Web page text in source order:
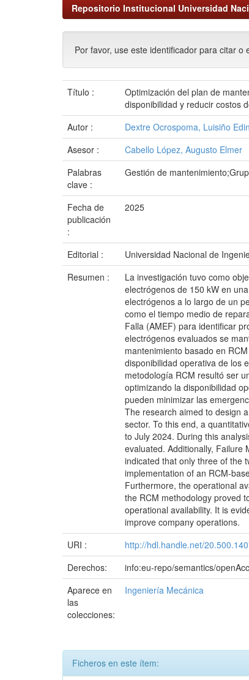
Repositorio Institucional Universidad
Por favor, use este identificador para citar o
Título :
Optimización del plan de
disponibilidad y reducir costos
Autor :
Dextre Ocrospoma, Luisiño
Asesor :
Cabello López, Augusto Elmer
Palabras
clave :
Gestión de
Fecha de
publicación
:
2025
Editorial :
Universidad Nacional de
Resumen :
La investigación tuvo como
electrógenos de 150 kW en
electrógenos a lo largo de un
como el tiempo medio de
Falla (AMEF) para identificar
electrógenos evaluados se
mantenimiento basado en
disponibilidad operativa de los
metodología RCM resultó ser
optimizando la disponibilidad
pueden minimizar las
The research aimed to design
sector. To this end, a
to July 2024. During this
evaluated. Additionally, Failure
indicated that only three of the
implementation of an RCM-
Furthermore, the operational
the RCM methodology proved
operational availability. It is
improve company operations.
URI :
http://hdl.handle.net/
Derechos:
info:eu-repo/semantics/
Aparece en
las
colecciones:
Ingeniería Mecánica
Ficheros en este ítem: